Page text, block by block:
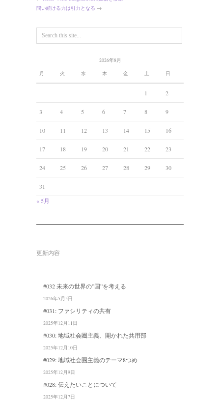
問い続ける力は引力となる →
2026年8月
月 火 水 木 金 土 日
1 2
3 4 5 6 7 8 9
10 11 12 13 14 15 16
17 18 19 20 21 22 23
24 25 26 27 28 29 30
31
« 5月
更新内容
#032 未来の世界の”国”を考える
2026年5月5日
#031: ファシリティの共有
2025年12月11日
#030: 地域社会圏主義、開かれた共用部
2025年12月10日
#029: 地域社会圏主義のテーマ8つめ
2025年12月9日
#028: 伝えたいことについて
2025年12月7日